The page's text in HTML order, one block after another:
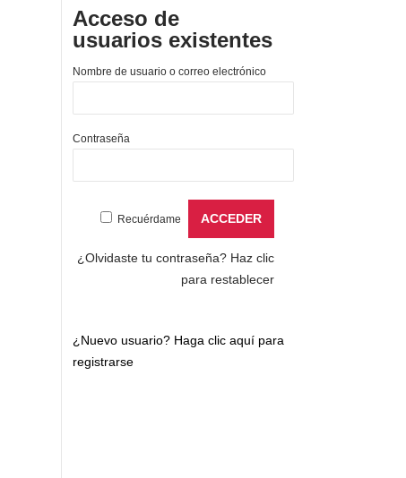
Acceso de
usuarios existentes
Nombre de usuario o correo electrónico
Contraseña
Recuérdame
¿Olvidaste tu contraseña? Haz clic
para restablecer
¿Nuevo usuario? Haga clic aquí para
registrarse